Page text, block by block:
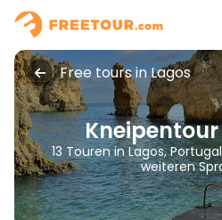
Free tours in Lagos
13 Touren in Lagos,
weiteren